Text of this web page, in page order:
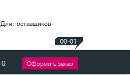
Для поставщиков
00-01
0 Оформить заказ